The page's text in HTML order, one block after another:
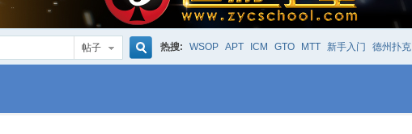
帖子 热搜: WSOP APT ICM GTO MTT 新手入门 德州扑克
大发取钱 短筹码优势 澳门 永利